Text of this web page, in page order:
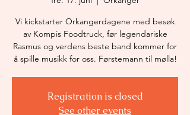
Vi kickstarter Orkangerdagene med besøk
av Kompis Foodtruck, før legendariske
Rasmus og verdens beste band kommer for
å spille musikk for oss. Førstemann til mølla!
Registration is closed
See other events